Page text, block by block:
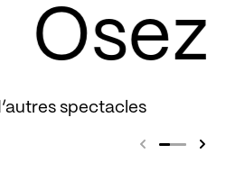
spectacles